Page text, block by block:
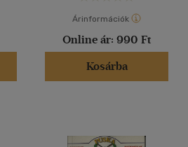
Árinformációk
Online ár: 990 Ft
Kosárba